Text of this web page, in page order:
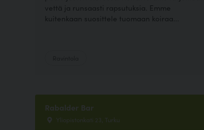
vettä ja runsaasti rapsutuksia. Emme
kuitenkaan suosittele tuomaan koiraa...
Rabalder Bar
Yliopistonkati 23, Turku